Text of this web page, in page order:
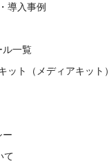
導入事例
ル一覧
ト（メディアキット）
ー
て